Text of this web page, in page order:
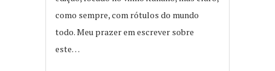
como sempre, com rótulos do mundo
todo. Meu prazer em escrever sobre
este…